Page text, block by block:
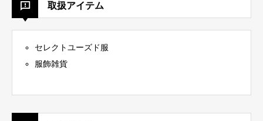
取扱アイテム
セレクトユーズド服
服飾雑貨